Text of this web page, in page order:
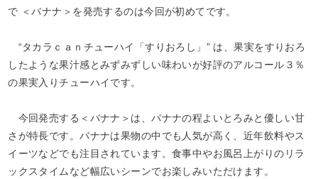
で ＜バナナ＞を発売するのは今回が初めてです。
“タカラｃａｎチューハイ「すりおろし」 ” は、果実をすりおろ
したような果汁感とみずみずしい味わいが好評のアルコール３％
の果実入りチューハイです。
今回発売する＜バナナ＞は、バナナの程よいとろみと優しい甘
さが特長です。バナナは果物の中でも人気が高く、近年飲料やス
イーツなどでも注目されています。食事中やお風呂上がりのリラ
ックスタイムなど幅広いシーンでお楽しみいただけます。